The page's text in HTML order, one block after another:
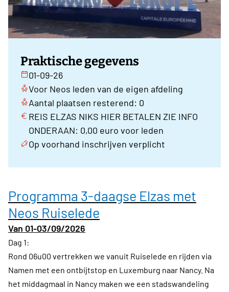
Praktische gegevens
01-09-26
Voor Neos leden van de eigen afdeling
Aantal plaatsen resterend: 0
REIS ELZAS NIKS HIER BETALEN ZIE INFO
ONDERAAN: 0,00 euro voor leden
Op voorhand inschrijven verplicht
Programma 3-daagse Elzas met
Neos Ruiselede
Van 01-03/09/2026
Dag 1:
Rond 06u00 vertrekken we vanuit Ruiselede en rijden via
Namen met een ontbijtstop en Luxemburg naar Nancy. Na
het middagmaal in Nancy maken we een stadswandeling